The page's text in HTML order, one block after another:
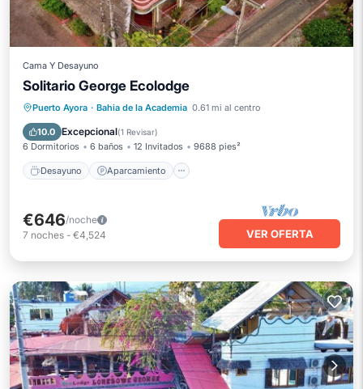
Cama Y Desayuno
Solitario George Ecolodge
Puerto Ayora · Bahia de la Academia 0.61 mi al centro
10.0 Excepcional(1 Revisar)
6 Dormitorios 6 baños 12 Invitados 9688 pies²
Desayuno Aparcamiento
Desayuno
Aparcamiento
Balcón/Terraza
€646/noche
7 noches - €4,524 VER OFERTA